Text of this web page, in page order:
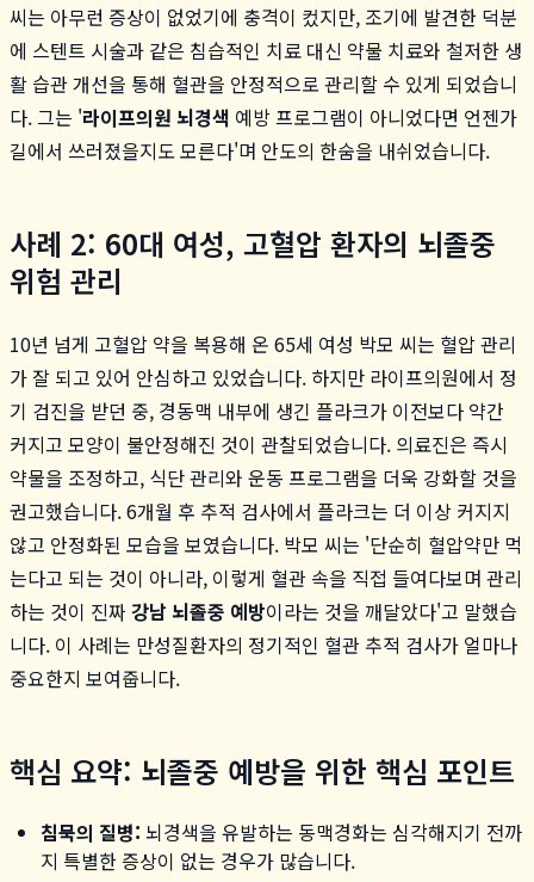
씨는 아무런 증상이 없었기에 충격이 컸지만, 조기에 발견한 덕분
에 스텐트 시술과 같은 침습적인 치료 대신 약물 치료와 철저한 생
활 습관 개선을 통해 혈관을 안정적으로 관리할 수 있게 되었습니
다. 그는 '라이프의원 뇌경색 예방 프로그램이 아니었다면 언젠가
길에서 쓰러졌을지도 모른다'며 안도의 한숨을 내쉬었습니다.
사례 2: 60대 여성, 고혈압 환자의 뇌졸중
위험 관리
10년 넘게 고혈압 약을 복용해 온 65세 여성 박모 씨는 혈압 관리
가 잘 되고 있어 안심하고 있었습니다. 하지만 라이프의원에서 정
기 검진을 받던 중, 경동맥 내부에 생긴 플라크가 이전보다 약간
커지고 모양이 불안정해진 것이 관찰되었습니다. 의료진은 즉시
약물을 조정하고, 식단 관리와 운동 프로그램을 더욱 강화할 것을
권고했습니다. 6개월 후 추적 검사에서 플라크는 더 이상 커지지
않고 안정화된 모습을 보였습니다. 박모 씨는 '단순히 혈압약만 먹
는다고 되는 것이 아니라, 이렇게 혈관 속을 직접 들여다보며 관리
하는 것이 진짜 강남 뇌졸중 예방이라는 것을 깨달았다'고 말했습
니다. 이 사례는 만성질환자의 정기적인 혈관 추적 검사가 얼마나
중요한지 보여줍니다.
핵심 요약: 뇌졸중 예방을 위한 핵심 포인트
침묵의 질병: 뇌경색을 유발하는 동맥경화는 심각해지기 전까
지 특별한 증상이 없는 경우가 많습니다.